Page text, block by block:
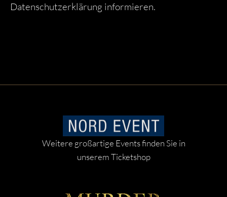
Datenschutzerklärung informieren.
Weitere großartige Events finden Sie in
unserem Ticketshop